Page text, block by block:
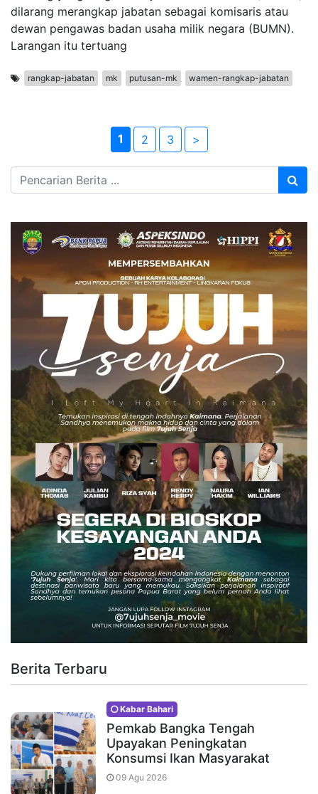
dilarang merangkap jabatan sebagai komisaris atau
dewan pengawas badan usaha milik negara (BUMN).
Larangan itu tertuang
rangkap-jabatan mk putusan-mk wamen-rangkap-jabatan
1 2 3 >
Berita Terbaru
Kabar Bahari
Pemkab Bangka Tengah
Upayakan Peningkatan
Konsumsi Ikan Masyarakat
09 Agu 2026